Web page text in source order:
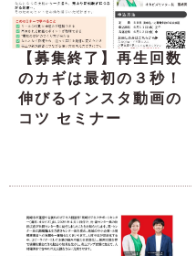
【募集終了】再生回数
のカギは最初の３秒！
伸びるインスタ動画の
コツ セミナー